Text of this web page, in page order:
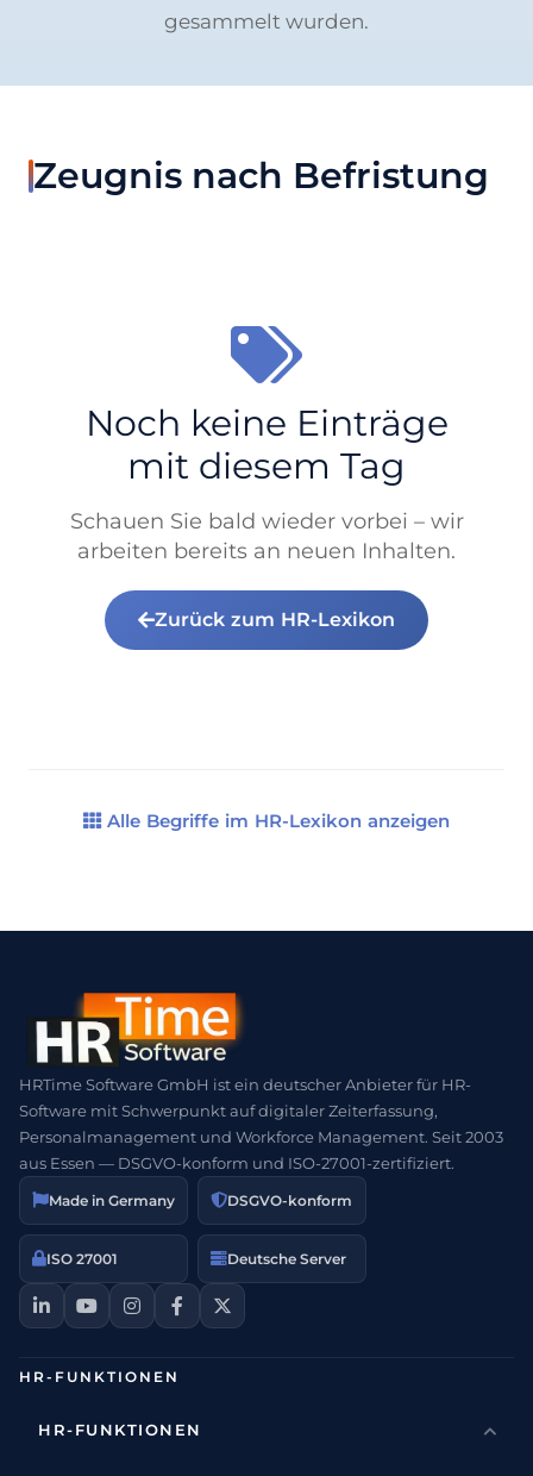
gesammelt wurden.
Zeugnis nach Befristung
Noch keine Einträge
mit diesem Tag
Schauen Sie bald wieder vorbei – wir
arbeiten bereits an neuen Inhalten.
Zurück zum HR-Lexikon
Alle Begriffe im HR-Lexikon anzeigen
HRTime Software GmbH ist ein deutscher Anbieter für HR-
Software mit Schwerpunkt auf digitaler Zeiterfassung,
Personalmanagement und Workforce Management. Seit 2003
aus Essen — DSGVO-konform und ISO-27001-zertifiziert.
Made in Germany DSGVO-konform
ISO 27001 Deutsche Server
HR-FUNKTIONEN
HR-FUNKTIONEN